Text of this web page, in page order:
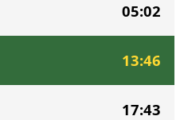
05:02
13:46
17:43